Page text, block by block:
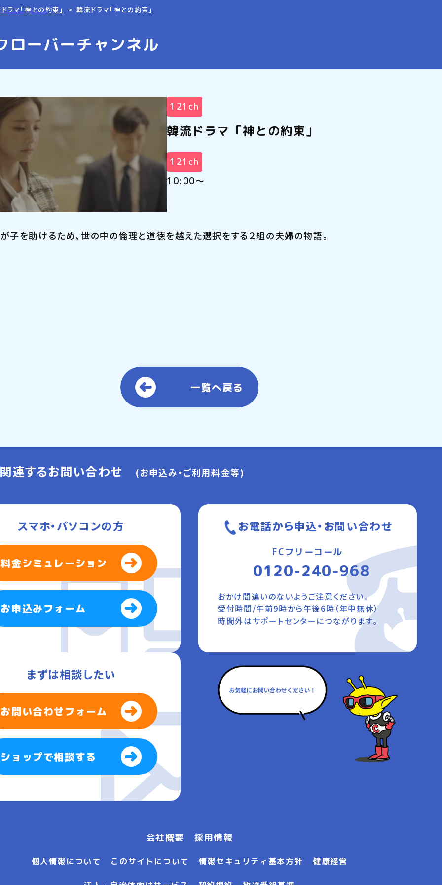
ラマ「神との約束」 韓流ドラマ「神との約束」
ローバーチャンネル
121ch
韓流ドラマ「神との約束」
121ch
10:00～
子を助けるため、世の中の倫理と道徳を越えた選択をする２組の夫婦の物語。
一覧へ戻る
連するお問い合わせ (お申込み・ご利用料金等)
スマホ・パソコンの方
料金シミュレーション
お申込みフォーム
お電話から申込・お問い合わせ
FCフリーコール
0120-240-968
おかけ間違いのないようご注意ください。
受付時間/午前9時から午後6時（年中無休）
時間外はサポートセンターにつながります。
まずは相談したい
お問い合わせフォーム
ショップで相談する
会社概要 採用情報
個人情報について このサイトについて 情報セキュリティ基本方針 健康経営